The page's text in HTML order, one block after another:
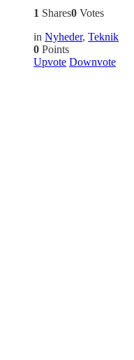
1 Shares0 Votes
in Nyheder, Teknik
0 Points
Upvote Downvote